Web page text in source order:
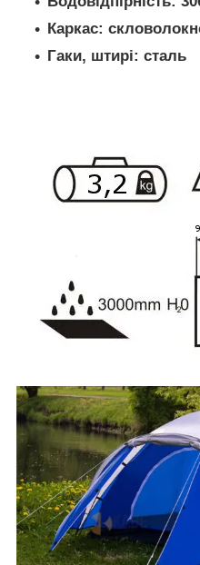
Каркас:
Гаки, штирі: сталь